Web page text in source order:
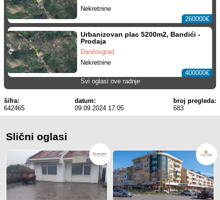
Nekretnine
260000€
Urbanizovan plac 5200m2, Bandići -
Prodaja
Danilovgrad
Nekretnine
400000€
Svi oglasi ove radnje
šifra:
642465
datum:
09.09.2024 17:05
broj pregleda:
683
Slični oglasi